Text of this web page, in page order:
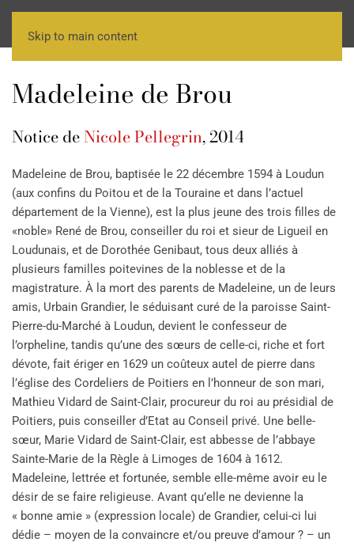
Skip to main content
Madeleine de Brou
Notice deNicole Pellegrin, 2014
Madeleine de Brou, baptisée le 22 décembre 1594 à Loudun
(aux confins du Poitou et de la Touraine et dans l’actuel
département de la Vienne), est la plus jeune des trois filles de
«noble» René de Brou, conseiller du roi et sieur de Ligueil en
Loudunais, et de Dorothée Genibaut, tous deux alliés à
plusieurs familles poitevines de la noblesse et de la
magistrature. À la mort des parents de Madeleine, un de leurs
amis, Urbain Grandier, le séduisant curé de la paroisse Saint-
Pierre-du-Marché à Loudun, devient le confesseur de
l’orpheline, tandis qu’une des sœurs de celle-ci, riche et fort
dévote, fait ériger en 1629 un coûteux autel de pierre dans
l’église des Cordeliers de Poitiers en l’honneur de son mari,
Mathieu Vidard de Saint-Clair, procureur du roi au présidial de
Poitiers, puis conseiller d’Etat au Conseil privé. Une belle-
sœur, Marie Vidard de Saint-Clair, est abbesse de l’abbaye
Sainte-Marie de la Règle à Limoges de 1604 à 1612.
Madeleine, lettrée et fortunée, semble elle-même avoir eu le
désir de se faire religieuse. Avant qu’elle ne devienne la
« bonne amie » (expression locale) de Grandier, celui-ci lui
dédie – moyen de la convaincre et/ou preuve d’amour ? – un